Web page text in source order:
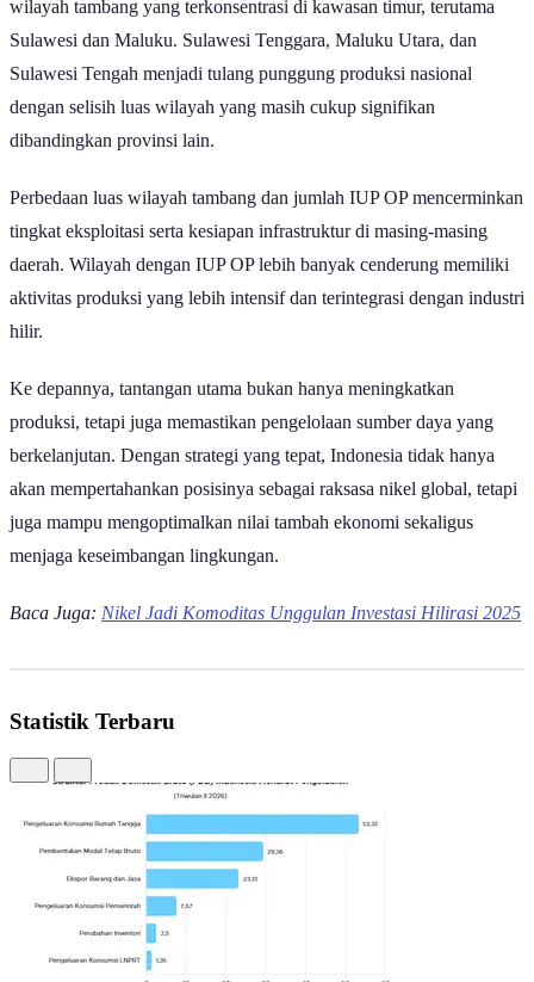
yang menghubungkan sektor hulu hingga hilir.
Papua Barat menempati posisi keempat dengan luas wilayah
tambang sebesar 22.636 hektare dan sekitar 3 IUP. Jika
dibandingkan dengan Sulawesi Tengah, terdapat selisih yang cukup
konsentrasi utama tambang nikel masih berada di kawasan Sulawesi
dan Maluku.
Di posisi berikutnya, Papua memiliki luas wilayah tambang sekitar
16.470 hektare dengan sekitar 1 IUP. Selisih dengan Papua Barat
menyimpan potensi sumber daya nikel yang dapat dikembangkan di
masa depan.
Terakhir, Maluku berada di posisi keenam dengan luas wilayah
tambang sebesar 4.389 hektare dan sekitar 2 IUP. Jika dibandingkan
dengan Papua, selisihnya mencapai 12.081 hektare. Angka ini
dalam daftar ini, meskipun tetap memiliki potensi eksplorasi lebih
Sebagai produsen nikel terbesar dunia, Indonesia memiliki distribusi
Sulawesi dan Maluku. Sulawesi Tenggara, Maluku Utara, dan
Sulawesi Tengah menjadi tulang punggung produksi nasional
dengan selisih luas wilayah yang masih cukup signifikan
dibandingkan provinsi lain.
Perbedaan luas wilayah tambang dan jumlah IUP OP mencerminkan
tingkat eksploitasi serta kesiapan infrastruktur di masing-masing